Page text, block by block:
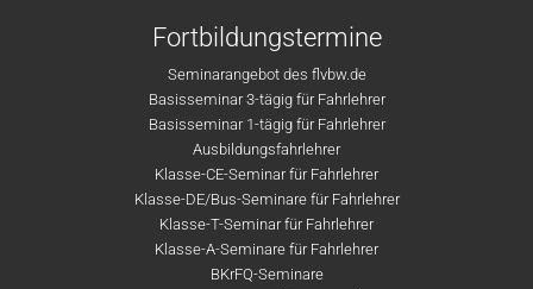
Fortbildungstermine
Seminarangebot des flvbw.de
Basisseminar 3-tägig für Fahrlehrer
Basisseminar 1-tägig für Fahrlehrer
Ausbildungsfahrlehrer
Klasse-CE-Seminar für Fahrlehrer
Klasse-DE/Bus-Seminare für Fahrlehrer
Klasse-T-Seminar für Fahrlehrer
Klasse-A-Seminare für Fahrlehrer
BKrFQ-Seminare